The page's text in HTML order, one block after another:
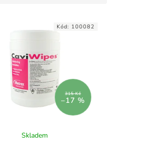
315 Kč
–17 %
Skladem
Kód: 100082